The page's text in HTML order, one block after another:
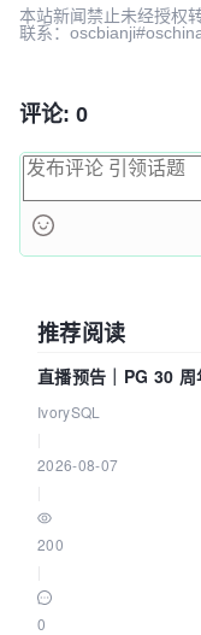
本站新闻禁止未经授权
联系：
评论: 0
推荐阅读
直播预告｜PG 30
核——我们改得动吗
IvorySQL
2026-08-07
200
0